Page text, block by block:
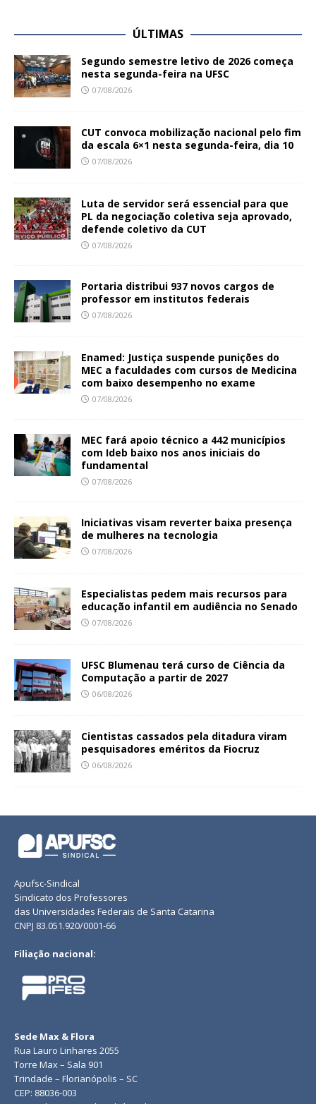
ÚLTIMAS
Segundo semestre letivo de 2026 começa
nesta segunda-feira na UFSC
07/08/2026
CUT convoca mobilização nacional pelo fim
da escala 6×1 nesta segunda-feira, dia 10
07/08/2026
Luta de servidor será essencial para que
PL da negociação coletiva seja aprovado,
defende coletivo da CUT
07/08/2026
Portaria distribui 937 novos cargos de
professor em institutos federais
07/08/2026
Enamed: Justiça suspende punições do
MEC a faculdades com cursos de Medicina
com baixo desempenho no exame
07/08/2026
MEC fará apoio técnico a 442 municípios
com Ideb baixo nos anos iniciais do
fundamental
07/08/2026
Iniciativas visam reverter baixa presença
de mulheres na tecnologia
07/08/2026
Especialistas pedem mais recursos para
educação infantil em audiência no Senado
07/08/2026
UFSC Blumenau terá curso de Ciência da
Computação a partir de 2027
06/08/2026
Cientistas cassados pela ditadura viram
pesquisadores eméritos da Fiocruz
06/08/2026
Apufsc-Sindical
Sindicato dos Professores
das Universidades Federais de Santa Catarina
CNPJ 83.051.920/0001-66
Filiação nacional:
Sede Max & Flora
Rua Lauro Linhares 2055
Torre Max – Sala 901
Trindade – Florianópolis – SC
CEP: 88036-003